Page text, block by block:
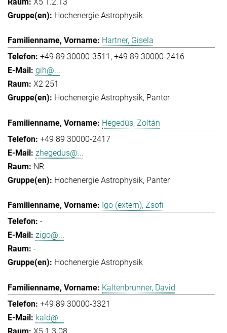
Hochenergie Astrophysik
Hartner, Gisela
+49 89 30000-3511 +49 89 30000-2416
gih@...
X2 251
Hochenergie Astrophysik Panter
Hegedüs, Zoltán
+49 89 30000-2417
zhegedus@...
NR -
Hochenergie Astrophysik Panter
Igo (extern), Zsofi
-
zigo@...
-
Hochenergie Astrophysik
Kaltenbrunner, David
+49 89 30000-3321
kald@...
X5 1.3.08